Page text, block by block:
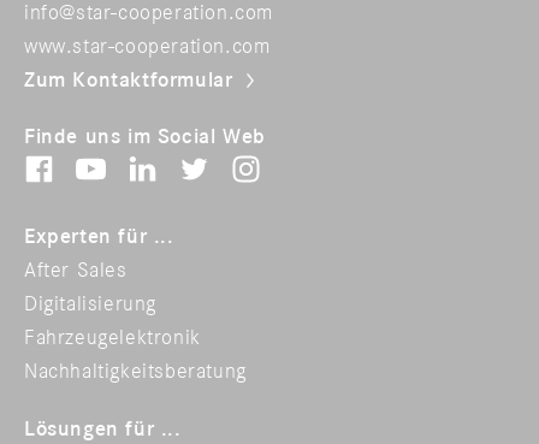
info@star-cooperation.com
www.star-cooperation.com
Zum Kontaktformular
Finde uns im Social Web
Experten für ...
After Sales
Digitalisierung
Fahrzeugelektronik
Nachhaltigkeitsberatung
Lösungen für ...